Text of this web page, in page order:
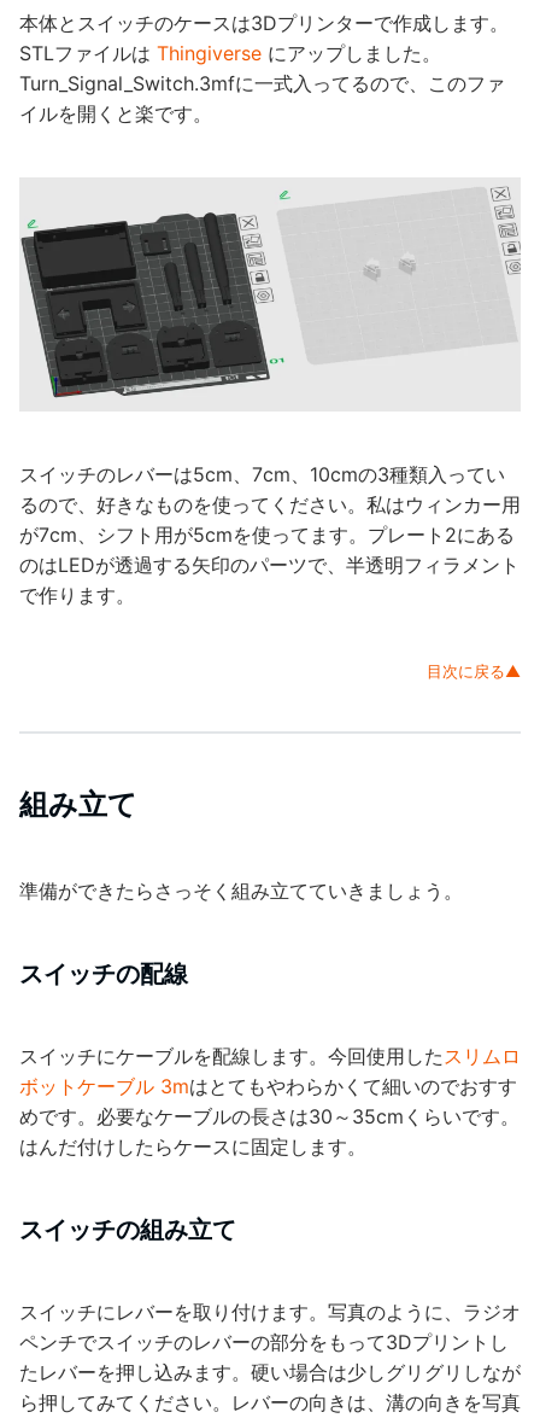
本体とスイッチのケースは3Dプリンターで作成します。
STLファイルは Thingiverse にアップしました。
Turn_Signal_Switch.3mfに一式入ってるので、このファ
イルを開くと楽です。
スイッチのレバーは5cm、7cm、10cmの3種類入ってい
るので、好きなものを使ってください。私はウィンカー用
が7cm、シフト用が5cmを使ってます。プレート2にある
のはLEDが透過する矢印のパーツで、半透明フィラメント
で作ります。
目次に戻る▲
組み立て
準備ができたらさっそく組み立てていきましょう。
スイッチの配線
スイッチにケーブルを配線します。今回使用した スリムロ
ボットケーブル 3mはとてもやわらかくて細いのでおすす
めです。必要なケーブルの長さは30～35cmくらいです。
はんだ付けしたらケースに固定します。
スイッチの組み立て
スイッチにレバーを取り付けます。写真のように、ラジオ
ペンチでスイッチのレバーの部分をもって3Dプリントし
たレバーを押し込みます。硬い場合は少しグリグリしなが
ら押してみてください。レバーの向きは、溝の向きを写真